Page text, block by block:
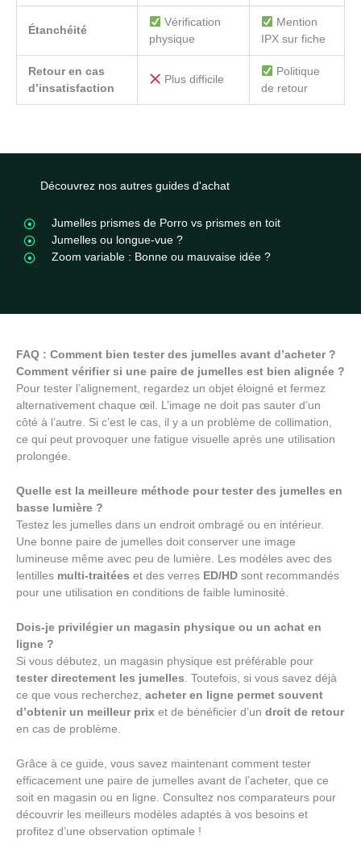
Étanchéité
Vérification
physique
Mention
IPX sur fiche
Retour en cas
d’insatisfaction
Plus difficile
Politique
de retour
Découvrez nos autres guides d'achat
Jumelles prismes de Porro vs prismes en toit
Jumelles ou longue-vue ?
Zoom variable : Bonne ou mauvaise idée ?
FAQ : Comment bien tester des jumelles avant d’acheter ?
Comment vérifier si une paire de jumelles est bien alignée ?
Pour tester l’alignement, regardez un objet éloigné et fermez
alternativement chaque œil. L’image ne doit pas sauter d’un
côté à l’autre. Si c’est le cas, il y a un problème de collimation,
ce qui peut provoquer une fatigue visuelle après une utilisation
prolongée.
Quelle est la meilleure méthode pour tester des jumelles en
basse lumière ?
Testez les jumelles dans un endroit ombragé ou en intérieur.
Une bonne paire de jumelles doit conserver une image
lumineuse même avec peu de lumière. Les modèles avec des
lentilles multi-traitées et des verres ED/HD sont recommandés
pour une utilisation en conditions de faible luminosité.
Dois-je privilégier un magasin physique ou un achat en
ligne ?
Si vous débutez, un magasin physique est préférable pour
tester directement les jumelles. Toutefois, si vous savez déjà
ce que vous recherchez, acheter en ligne permet souvent
d’obtenir un meilleur prix et de bénéficier d’un droit de retour
en cas de problème.
Grâce à ce guide, vous savez maintenant comment tester
efficacement une paire de jumelles avant de l’acheter, que ce
soit en magasin ou en ligne. Consultez nos comparateurs pour
découvrir les meilleurs modèles adaptés à vos besoins et
profitez d’une observation optimale !